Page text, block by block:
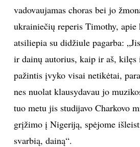
vadovaujamas choras bei jo
ukrainiečių reperis Timothy, apie
atsiliepia su didžiule pagarba:
ir dainų autorius, kaip ir aš,
pažintis įvyko visai netikėtai,
nes nuolat klausydavau jo
tuo metu jis studijavo Charkovo
grįžimo į Nigeriją, spėjome
svarbią, dainą“.